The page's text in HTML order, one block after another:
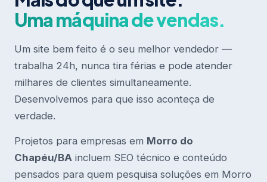
Uma máquina de vendas.
Um site bem feito é o seu melhor vendedor —
trabalha 24h, nunca tira férias e pode atender
milhares de clientes simultaneamente.
Desenvolvemos para que isso aconteça de
verdade.
Projetos para empresas em Morro do
Chapéu/BA incluem SEO técnico e conteúdo
pensados para quem pesquisa soluções em Morro